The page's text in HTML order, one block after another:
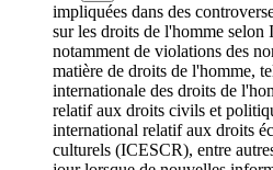
impliquées dans des
sur les droits de l'homme selon
notamment de violations des
matière de droits de l'homme,
internationale des droits de
relatif aux droits civils et
international relatif aux droits
culturels (ICESCR), entre